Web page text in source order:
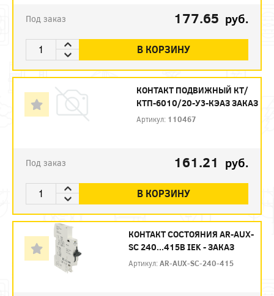
Под заказ 177.65 руб.
В КОРЗИНУ
КОНТАКТ ПОДВИЖНЫЙ КТ/
КТП-6010/20-У3-КЭАЗ ЗАКАЗ
Артикул: 110467
Под заказ 161.21 руб.
В КОРЗИНУ
КОНТАКТ СОСТОЯНИЯ AR-AUX-
SC 240...415В IEK - ЗАКАЗ
Артикул:AR-AUX-SC-240-415